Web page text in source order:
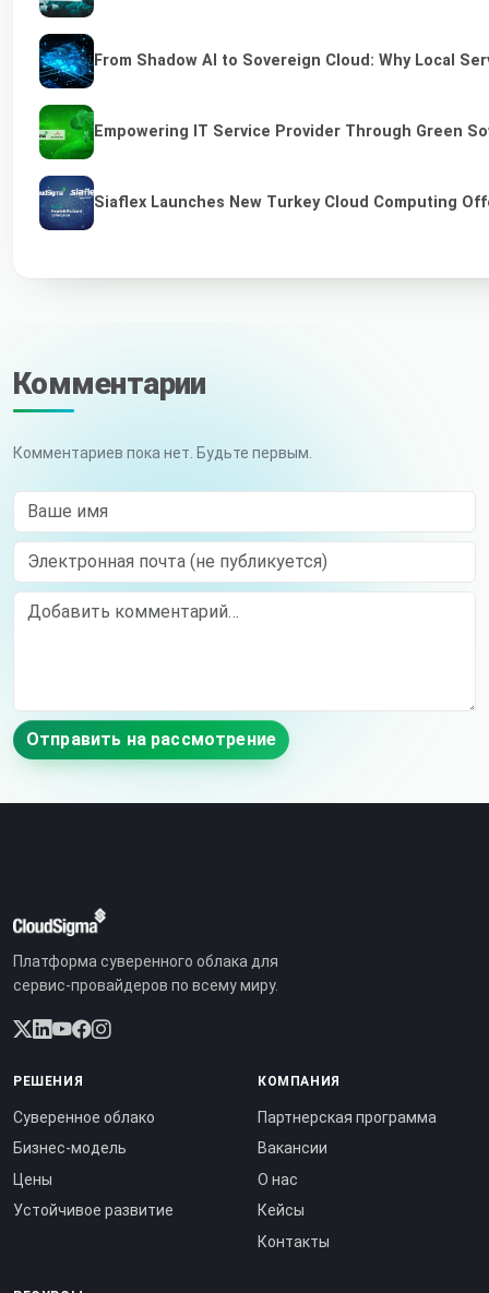
From Shadow AI to Sovereign Cloud: Why Local
Empowering IT Service Provider Through Green
Siaflex Launches New Turkey Cloud Computing
Комментарии
Комментариев пока нет. Будьте первым.
Ваше имя
Электронная почта (не публикуется)
Comment
Отправить на рассмотрение
Платформа суверенного облака для
сервис-провайдеров по всему миру.
РЕШЕНИЯ
Суверенное облако
Бизнес-модель
Цены
Устойчивое развитие
КОМПАНИЯ
Партнерская программа
Вакансии
О нас
Кейсы
Контакты